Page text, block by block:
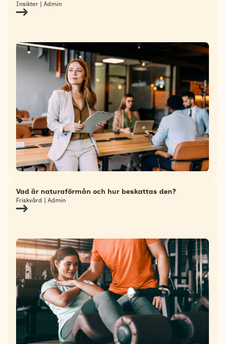
Insikter | Admin
Vad är naturaförmån och hur beskattas den?
Friskvård | Admin